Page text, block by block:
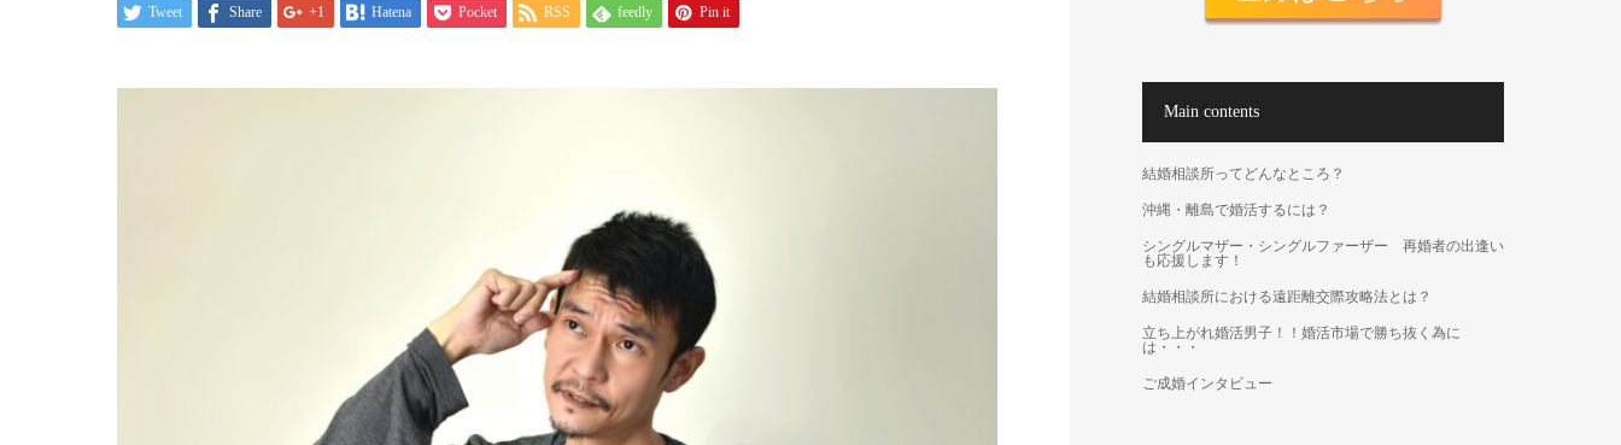
Tweet Share +1 Hatena Pocket RSS feedly Pin it
Main contents
結婚相談所ってどんなところ？
沖縄・離島で婚活するには？
シングルマザー・シングルファーザー 再婚者の出逢い
も応援します！
結婚相談所における遠距離交際攻略法とは？
立ち上がれ婚活男子！！婚活市場で勝ち抜く為に
は・・・
ご成婚インタビュー